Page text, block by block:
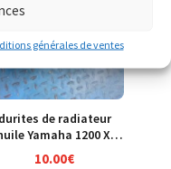
générales de ventes
durites de radiateur
Yamaha 1200 XJR
4pu
10.00€